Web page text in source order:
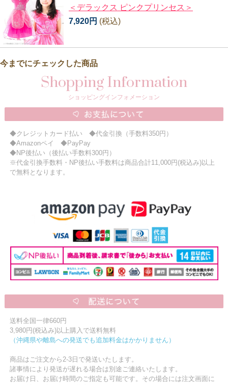
＜デラックス ピンクプリンセス＞
7,920円 (税込)
今までにチェックした商品
Shopping Information
ショッピングインフォメーション
◆クレジットカード払い ◆代金引換（手数料350円）
◆Amazonペイ ◆PayPay
◆NP後払い（後払い手数料300円）
※代金引換手数料・NP後払い手数料は商品合計11,000円(税込み)以上
で無料となります。
送料全国一律660円
3,980円(税込み)以上購入で送料無料
（沖縄県や離島への発送でも追加料金はかかりません）
商品はご注文から2-3日で発送いたします。
諸事情により発送が遅れる場合は別途ご連絡いたします。
お届け日、お届け時間のご指定も可能です。その場合には注文画面に